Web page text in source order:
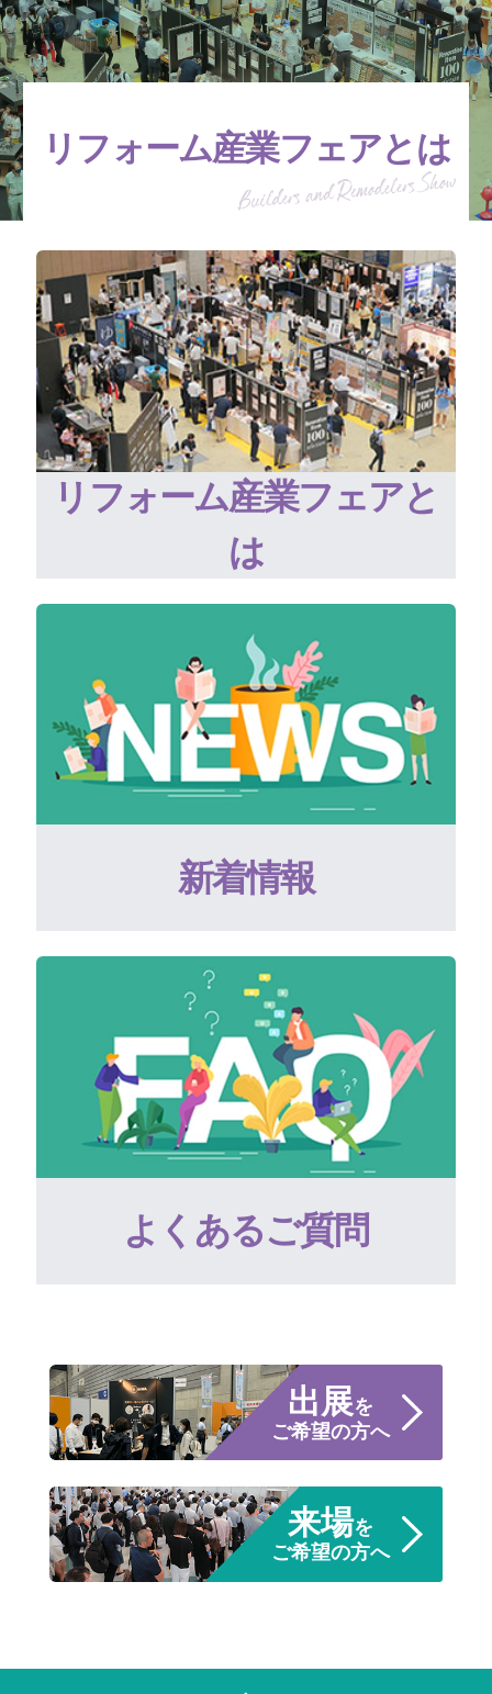
リフォーム産業フェアとは
リフォーム産業フェアと
は
新着情報
よくあるご質問
出展を
ご希望の方へ
来場を
ご希望の方へ